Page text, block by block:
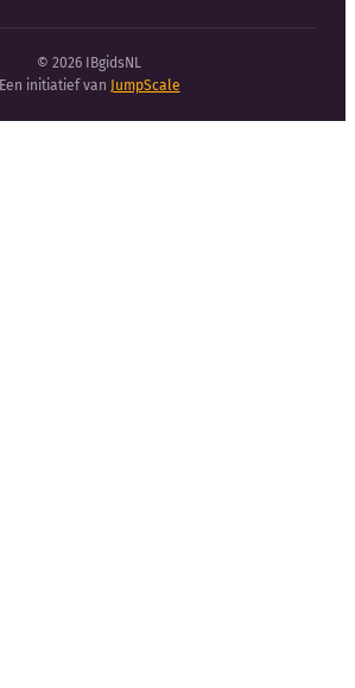
© 2026 IBgidsNL
Een initiatief van JumpScale